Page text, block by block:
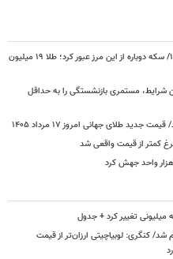
قیمت جدید طلا و سکه امروز ۱۷ مردادماه ۱۴۰۵/ سکه دوباره از این مرز عبور کرد؛ طلا ۱۹ میلیون
شرایط، مستمری بازنشستگی را به حداقل
طلای جهانی امروز ۱۷ مرداد ۱۴۰۵
کمتر از قیمت واقعی شد
شد/ کنگری: لوبیاچیتی ارزان‌تر از قیمت